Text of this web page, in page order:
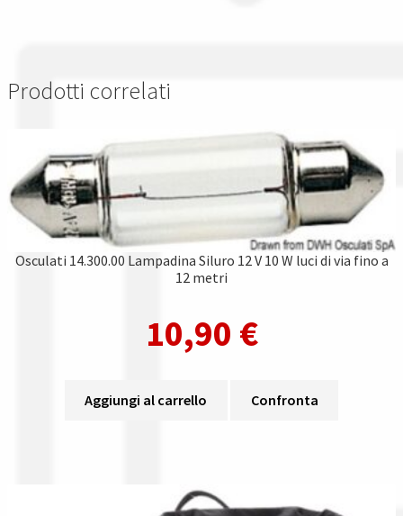
Prodotti correlati
Osculati 14.300.00 Lampadina Siluro 12 V 10 W luci di via fino a
12 metri
10,90 €
Aggiungi al carrello Confronta